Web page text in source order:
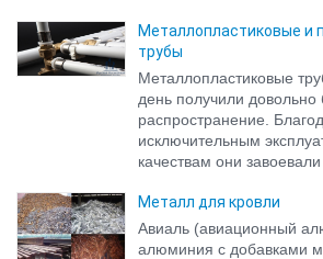
Металлопластиковые и
трубы
Металлопластиковые
день получили довольно
распространение.
исключительным
качествам они
Металл для кровли
Авиаль (авиационный
алюминия с добавками